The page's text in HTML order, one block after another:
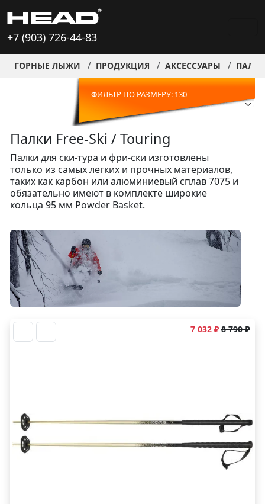
+7 (903) 726-44-83
ГОРНЫЕ ЛЫЖИ ПРОДУКЦИЯ АКСЕССУАРЫ ПАЛКИ
ФИЛЬТР ПО РАЗМЕРУ: 130
Палки Free-Ski / Touring
Палки для ски-тура и фри-ски изготовлены
только из самых легких и прочных материалов,
таких как карбон или алюминиевый сплав 7075 и
обязательно имеют в комплекте широкие
кольца 95 мм Powder Basket.
7 032 ₽ 8 790 ₽